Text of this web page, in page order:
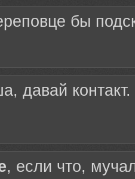
бы
давай
, если что,